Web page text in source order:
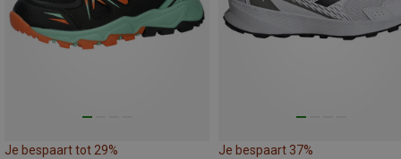
Je bespaart tot 29% Je bespaart 37%